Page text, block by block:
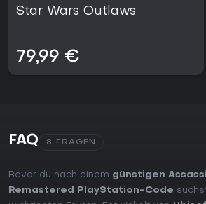
Star Wars Outlaws
79,99 €
FAQ 8 FRAGEN
Bevor du nach einem günstigen
Remastered PlayStation-Code